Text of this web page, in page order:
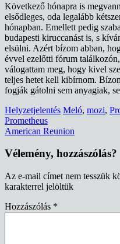
Következő hónapra is
elsődleges, oda legalább
hónapban. Emellett pedig
budapesti kiruccanást is, s
elsülni. Azért bízom abban,
évvel ezelőtti fórum
válogattam meg, hogy kivel
teljes hetet kell kibírnom.
fogják gátolni sem anyagiak,
Helyzetjelentés Meló, mozi,
Bejegyzés
navigáció
Prometheus
American Reunion
Vélemény, hozzászólás?
Az e-mail címet nem tesszük
karakterrel jelöltük
Hozzászólás *